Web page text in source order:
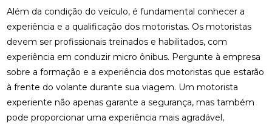
Além da condição do veículo, é fundamental conhecer a
experiência e a qualificação dos motoristas. Os motoristas
devem ser profissionais treinados e habilitados, com
experiência em conduzir micro ônibus. Pergunte à empresa
sobre a formação e a experiência dos motoristas que estarão
à frente do volante durante sua viagem. Um motorista
experiente não apenas garante a segurança, mas também
pode proporcionar uma experiência mais agradável,